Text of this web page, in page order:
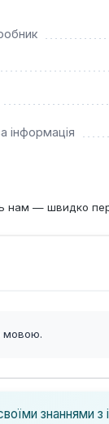
інформація
нам — швидко
мовою.
знаннями з